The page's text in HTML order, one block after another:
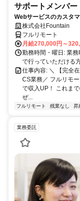
サポートメンバー
Webサービスのカスタ
中！株式会社Fountain
フルリモート
月給270,000円～
勤務時間・曜日: 業
で行っていただける
仕事内容: ＼ 【完全
CS業務／ フルリモ
で収入UP！ これま
ぜ...
フルリモート 残業なし 昇
業務委託